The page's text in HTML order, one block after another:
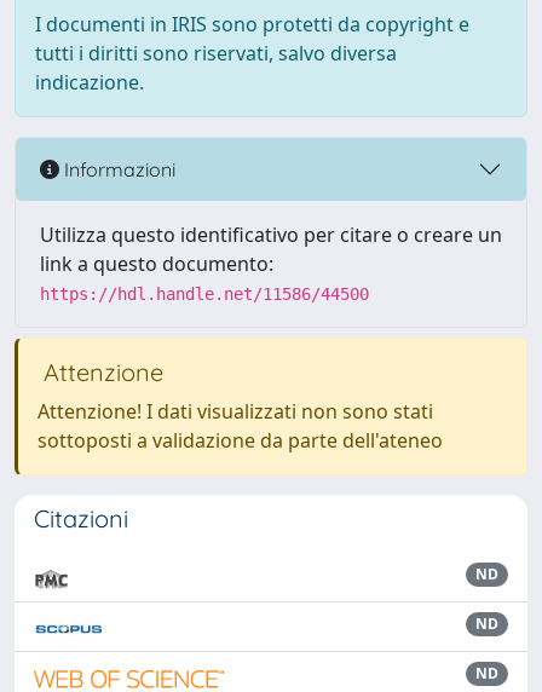
I documenti in IRIS sono protetti da copyright e
tutti i diritti sono riservati, salvo diversa
indicazione.
Informazioni
Utilizza questo identificativo per citare o creare un
link a questo documento:
https://hdl.handle.net/11586/44500
Attenzione
Attenzione! I dati visualizzati non sono stati
sottoposti a validazione da parte dell'ateneo
Citazioni
ND
ND
ND